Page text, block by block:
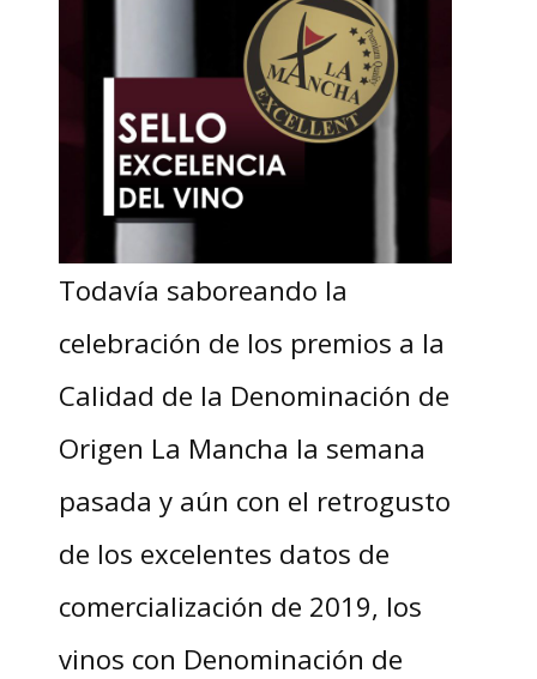
Todavía saboreando la
celebración de los premios a la
Calidad de la Denominación de
Origen La Mancha la semana
pasada y aún con el retrogusto
de los excelentes datos de
comercialización de 2019, los
vinos con Denominación de